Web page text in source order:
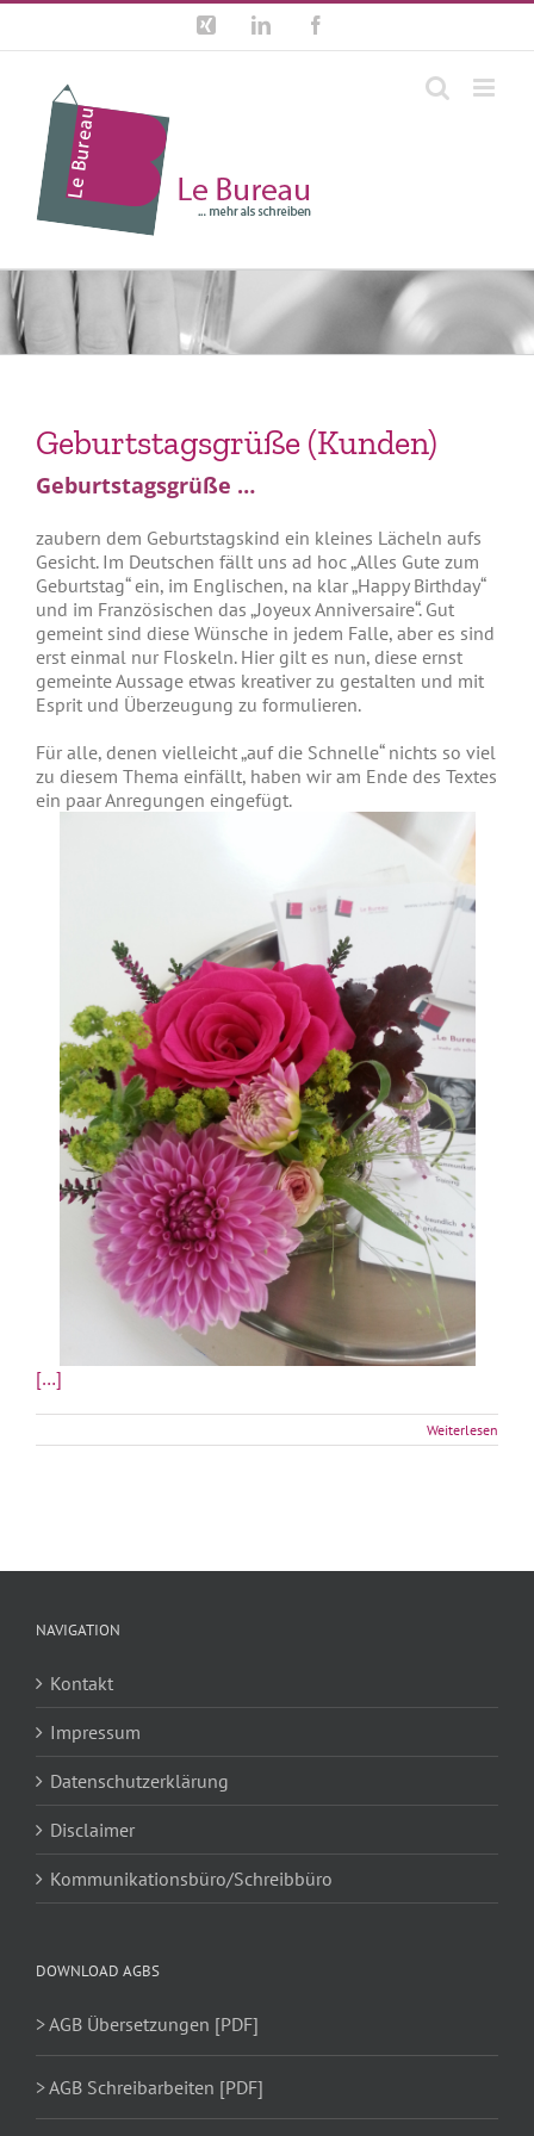
Zum
springen
Xing LinkedIn
Geburtstagsgrüße (Kunden)
Geburtstagsgrüße …
zaubern dem Geburtstagskind ein kleines Lächeln aufs
Gesicht. Im Deutschen fällt uns ad hoc „Alles Gute zum
Geburtstag“ ein, im Englischen, na klar „Happy Birthday“
und im Französischen das „Joyeux Anniversaire“. Gut
gemeint sind diese Wünsche in jedem Falle, aber es sind
erst einmal nur Floskeln. Hier gilt es nun, diese ernst
gemeinte Aussage etwas kreativer zu gestalten und mit
Esprit und Überzeugung zu formulieren.
Für alle, denen vielleicht „auf die Schnelle“ nichts so viel
zu diesem Thema einfällt, haben wir am Ende des Textes
ein paar Anregungen eingefügt.
[…]
Weiterlesen
NAVIGATION
Kontakt
Impressum
Datenschutzerklärung
Disclaimer
Kommunikationsbüro/Schreibbüro
DOWNLOAD AGBS
> AGB Übersetzungen [PDF]
> AGB Schreibarbeiten [PDF]